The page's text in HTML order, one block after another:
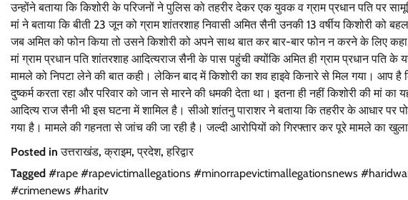
उन्होंने बताया कि किशोरी के परिजनों ने पुलिस को तहरीर देकर एक युवक व ग्राम प्रधान पति पर
मां ने बताया कि बीती 23 जून को ग्राम शांतरशाह निवासी अमित सैनी उनकी 13 वर्षीय किशोरी
जब अमित को फोन किया तो उसने किशोरी को अपने साथ बात कर बार-बार फोन न करने के लिए
मां ग्राम प्रधान पति शांतरशाह आदित्यराज सैनी के पास पहुंची क्योंकि अमित ही ग्राम प्रधान पति
मामले को निपटा लेने की बात कही। लेकिन बाद में किशोरी का शव हाइवे किनारे से मिल गया। आप है
दुष्कर्म करता रहा और परिवार को जान से मारने की धमकी देता था। इतना ही नहीं किशोरी की मां
आदित्य राज सैनी भी इस घटना में शामिल है। सीओ शांतनु पाराशर ने बताया कि तहरीर के आधार पर
गया है। मामले की गहनता से जांच की जा रही है। जल्दी आरोपियों को गिरफ्तार कर पूरे मामले का
Posted inउत्तराखंड,क्राइम,प्रदेश,हरिद्वार
Tagged #rape #rapevictimallegations #minorrapevictimallegationsnews
#crimenews #haritv